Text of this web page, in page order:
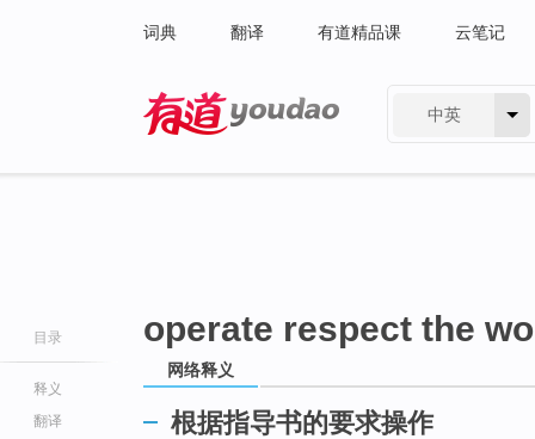
词典 翻译 有道精品课 云笔记
中英
目录
释义
翻译
operate respect the
网络释义
根据指导书的要求操作